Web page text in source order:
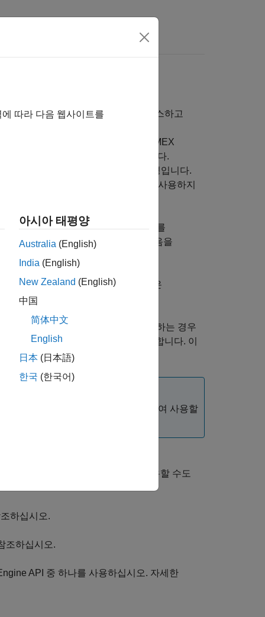
를 작성하여 MATLAB 변수에 액세스하고
할 수 있습니다. 이러한 프로그램을 MEX
션에는 MEX 함수가 적합하지 않습니다.
밍 작업을 줄여주는 생산성 높은 환경입니다.
필요한 경우가 아니면 MEX 함수를 사용하지
오. 이러한 라이브러리에 있는 함수를
다. MATLAB API를 선택하려면 다음을
MEX 함수를 만듭니다. 자세한 내용은
조하십시오.
용자가 C 언어로 작업하는 것을 선호하는 경우
mxArray
데이터 구조를 사용합니다. 이
십시오. 이러한 API의 함수는 혼합하여 사용할
파일을 다른 MATLAB 사용자와 공유할 수도
하십시오.
조하십시오.
API 중 하나를 사용하십시오. 자세한
따라 다음 웹사이트를
아시아 태평양
Australia (English)
India (English)
New Zealand (English)
中国
简体中文
English
日本 (日本語)
한국 (한국어)